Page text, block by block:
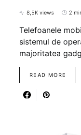
8,5K views 2
Telefoanele
sistemul de
majoritatea
READ MORE